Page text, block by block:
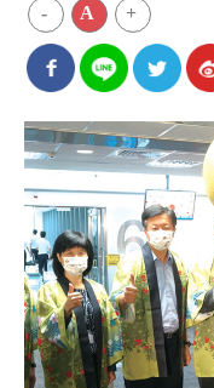
- A +